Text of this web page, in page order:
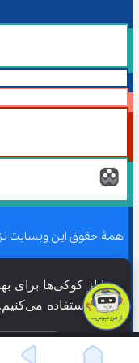
همۀ حقوق این وبسایت
همۀ حقوق این وبسایت
محفوظ است.
ما از
استفاده می‌کنیم. لطفاً رضایت خود را اعلام کنید.
فقط